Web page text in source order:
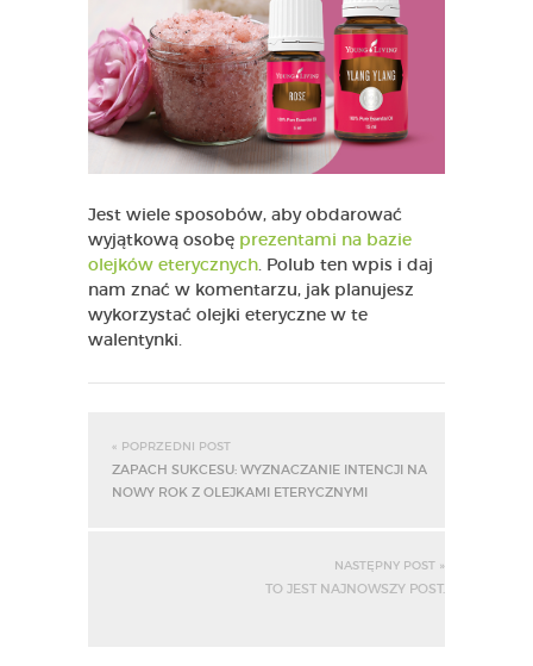
Jest wiele sposobów, aby obdarować
wyjątkową osobę prezentami na bazie
olejków eterycznych. Polub ten wpis i daj
nam znać w komentarzu, jak planujesz
wykorzystać olejki eteryczne w te
walentynki.
« POPRZEDNI POST
ZAPACH SUKCESU: WYZNACZANIE INTENCJI NA
NOWY ROK Z OLEJKAMI ETERYCZNYMI
NASTĘPNY POST »
TO JEST NAJNOWSZY POST.